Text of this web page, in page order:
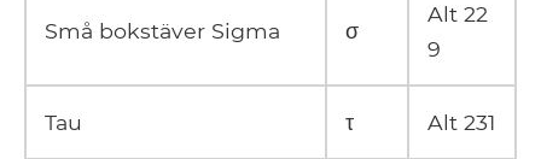
Små bokstäver Sigma σ
Alt 22
9
Tau τ Alt 231